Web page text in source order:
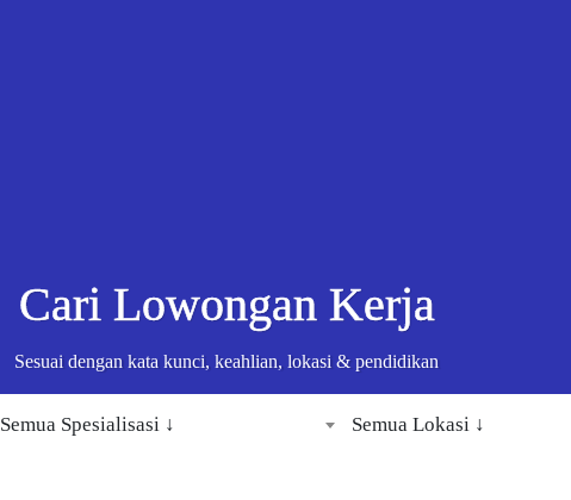
Cari Lowongan Kerja
Sesuai dengan kata kunci, keahlian, lokasi & pendidikan
Semua Spesialisasi ↓ Semua Lokasi ↓